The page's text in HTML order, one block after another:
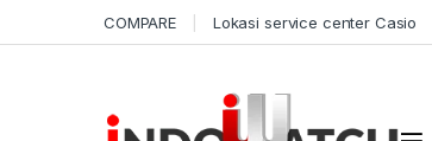
COMPARE Lokasi service center Casio